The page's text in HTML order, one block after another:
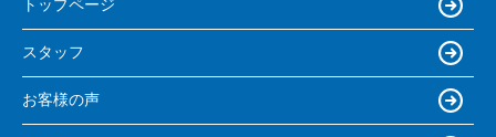
トップページ
スタッフ
お客様の声